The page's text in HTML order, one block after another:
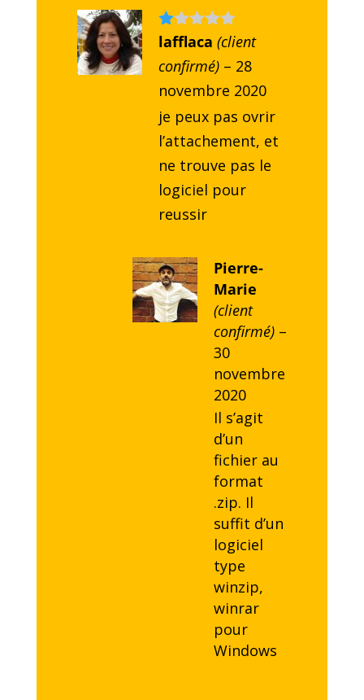
N
e
s
ur
5
lafflaca (client
confirmé) – 28
novembre 2020
je peux pas ovrir
l’attachement, et
ne trouve pas le
logiciel pour
reussir
Pierre-
Marie
(client
confirmé) –
30
novembre
2020
Il s’agit
d’un
fichier au
format
.zip. Il
suffit d’un
logiciel
type
winzip,
winrar
pour
Windows